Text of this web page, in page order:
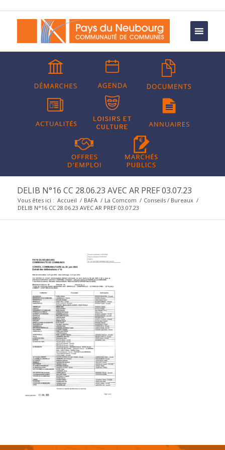
DELIB N°16 CC 28.06.23 AVEC AR PREF 03.07.23
Vous êtes ici : Accueil / BAFA / La Comcom / Conseils / Bureaux /
DELIB N°16 CC 28.06.23 AVEC AR PREF 03.07.23